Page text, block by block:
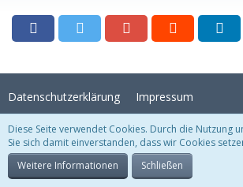
Datenschutzerklärung Impressum
Stil:Crystal Temptation , erstellt von
Community-Software:
Diese Seite verwendet Cookies. Durch die Nutzung
Sie sich damit einverstanden, dass wir Cookies
Weitere Informationen
Schließen